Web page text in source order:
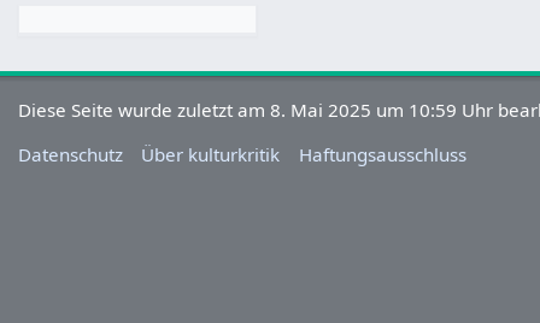
Diese Seite wurde zuletzt am 8. Mai 2025 um 10:59 Uhr
Datenschutz
Über kulturkritik Haftungsausschluss